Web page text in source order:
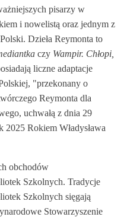
pisarzy w
i nowelistą oraz jednym z
Dzieła Reymonta to
czy Wampir. Chłopi,
liczne adaptacje
"przekonany o
Reymonta dla
uchwałą z dnia 29
Rokiem Władysława
obchodów
Szkolnych. Tradycje
Szkolnych sięgają
Stowarzyszenie